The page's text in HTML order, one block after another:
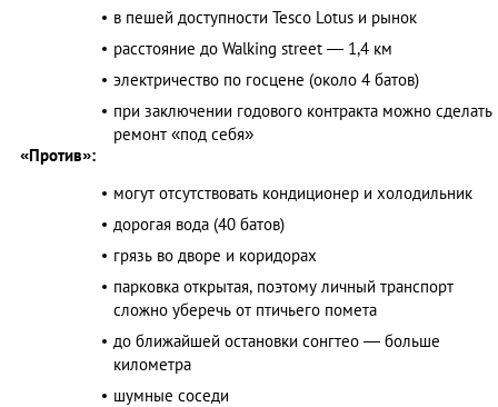
в пешей доступности Tesco Lotus и рынок
расстояние до Walking street ― 1,4 км
электричество по госцене (около 4 батов)
при заключении годового контракта можно сделать
ремонт «под себя»
«Против»:
могут отсутствовать кондиционер и холодильник
дорогая вода (40 батов)
грязь во дворе и коридорах
парковка открытая, поэтому личный транспорт
сложно уберечь от птичьего помета
до ближайшей остановки сонгтео ― больше
километра
шумные соседи